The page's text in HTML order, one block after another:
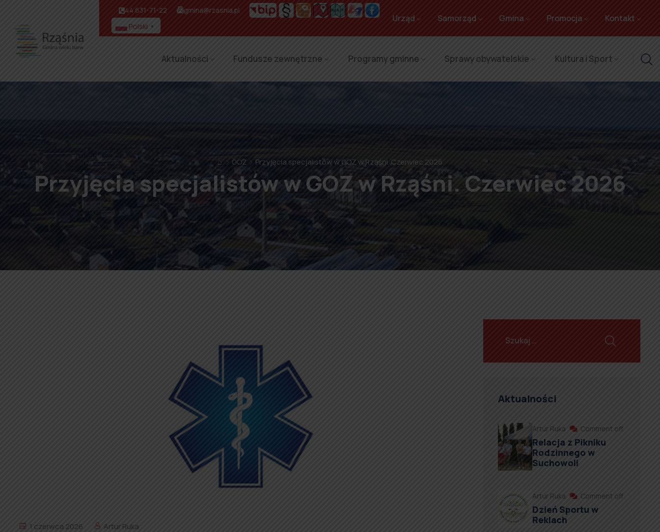
44 631-71-22 gmina@rzasnia.pl
Polski ▼
Urząd Samorząd Gmina Promocja Kontakt
Aktualności Fundusze zewnętrzne Programy gminne Sprawy obywatelskie Kultura i Sport
⌂ GOZ Przyjęcia specjalistów w GOZ w Rząśni. Czerwiec 2026
Przyjęcia specjalistów w GOZ w Rząśni. Czerwiec 2026
1 czerwca 2026
Artur Ruka
Aktualności
Artur Ruka Comment off
Relacja z Pikniku
Rodzinnego w
Suchowoli
Artur Ruka Comment off
Dzień Sportu w
Reklach